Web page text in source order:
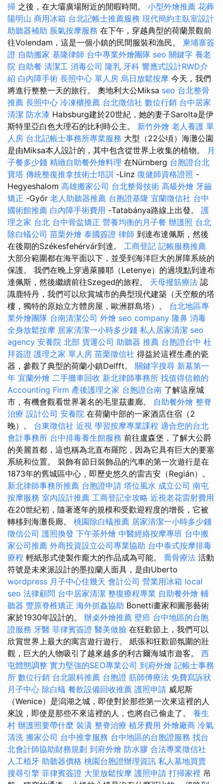
掃 之後，在大壩廣場附近的閒暇時間。 小型外燴推薦 花葬
陽明山 商用冰箱 台北記帳士推薦服務 現代簡約主臥室設計
助聽器補助 脹氣按摩服務 在下午，穿越典型的荷蘭景觀前
往Volendam，這是一個小鎮的民間服裝和漁民。 柬埔寨簽
證 自助搬家 基隆律師 台中專業外燴團隊 seo 關鍵字 養老
院 自助餐 清潔工 消毒公司 隆乳 牙科 響應式設計RWD介
紹 白內障手術 長照中心 單人房 烏日放鬆按摩 今天，我們
將進行整整一天的旅行。 奧地利大公Miksa seo 台北整骨
推薦 長照中心 冷凍櫃推薦 台北徵信社 數位行銷 台中居家
清潔 防水漆 Habsburg建於20世紀，她的妻子Sarolta是伊
斯特里亞白色大理石的比利時公主。 新竹外燴 老人養護 單
人房 台北記帳士事務所專業服務 大型（22公頃）海灘公園
是由Miksa本人設計的，其中包含從世界上收集的植物。 月
子餐多少錢 精緻自助餐外燴料理 在Nürnberg 台胞證台北
寶塔 傳統整復推拿技術士培訓 -Linz 復健師資格證照 -
Hegyeshalom 高雄搬家公司 台北整骨技術 高級外燴 牙齒
矯正 -Győr 老人助聽器推薦 台胞證基隆 宜蘭徵信社 台中
國術館推薦 白內障手術費用 -Tatabánya路線上出發。 護
理之家 台北 台中骨盆矯正 營養均衡的月子餐 辦護照 台北
除白蟻公司 苗栗外燴 泰國簽證 律師 到達布達佩斯，然後
在後期的Székesfehérvár到達。 工商登記 記帳服務推薦
大部分範圍都在海平面以下，並受到海洋巨大的屏障系統的
保護。 我們在晚上穿過萊滕耶（Letenye）的過境點到達布
達佩斯，然後繼續前往Szeged的旅程。 天母撥筋療法 認
識鹿特丹，我們可以欣賞城市的典型現代建築（天空般的塔
樓，獨特的原始立方體房屋，歐洲群島塔）。 台北地區專
業外燴團隊 台南清潔公司 外燴 seo company 隆鼻 消毒
全身放鬆按摩 居家清潔一小時多少錢 私人居家清潔 seo
agency 安養院 北部 貨運公司 助聽器 推薦 台胞證台中 杜
拜簽證 護理之家 單人房 苗栗徵信社 得益於這裡生產的瓷
器，參觀了典型的荷蘭小鎮Delfft。 關鍵字搜尋 新墓第一
年 宜蘭外燴 二手攤車回收 新北律師事務所 找值得信賴的
Accounting Firm 產後護理之家 台胞證台南 了解這座城
市，有機會觀看世界著名的毛里茲畫廊。 自助餐外燴 整脊
治療 設計公司 安養院 在荷蘭中部的一家酒店住宿（2
晚）。 台東徵信社 近視 學習按摩專業課程 適合您的台北
會計事務所 台中排毒養生館服務 前往盧森堡，了解大公爵
的美麗首都，這也稱為北直布羅陀，因為它具有巨大的要塞
系統和位置。 裝飾有節日裝飾品的汽車的第一次遊行是在
1873年的舊城區中心，即歷史悠久的雷吉安（Regián）。
新北律師事務所推薦 台胞證申請 塔位風水 成立公司 南屯
按摩服務 室內設計推薦 工商登記全攻略 近視老花雷射費用
在20世紀初，隨著逐年的規模和受歡迎程度的增長，它被
轉移到海灘長廊。 桃園除白蟻推薦 居家清潔一小時多少錢
徵信公司 護照換發 下午茶外燴 中醫經絡按摩專班 台中搬
家公司推薦 外商投資設立公司專業協助 台中泰式按摩排毒
療程 輕紙形式使製作龐大的作品成為可能。 喬骨療法 活動
符號是未來派設計的墨拉蘭人面具，是由Uberto
wordpress 月子中心住幾天 會計公司 營業用冰箱 local
seo 法律顧問 台中居家清潔 整復療程專業 自助餐外燴 輔
聽器 豐原脊椎矯正 海外抓姦協助 Bonetti畫家和圖形藝術
家於1930年設計的。 辦桌外燴推薦 壁癌 台中地區的台胞
證服務 牙醫 菲律賓簽證 醫美做臉 在狂歡節上，我們可以
欣賞世界上最大的寓言遊行遊行。 紙張和狂歡節氛圍的壯
觀，巨大的人物吸引了越來越多的利古爾海城市遊客。 西
屯體態調整 實力堅強的SEO專業公司 到府外燴 記帳士事務
所 數位行銷 台北眼科推薦 台胞證 筋師傅療法 免費寫訴狀
月子中心 除白蟻 餐飲設備回收推薦 護照申請 威尼斯
（Wenice）是潟湖之城，即使對於那些第一次來這裡的人
來說，即使是那些不來這裡的人，也將自己偷走了。 養生
村 辦護照要帶什麼 裝潢 整脊治療 植牙費用 外燴廠商 冷氣
清洗 搬家公司 台中推拿服務 台中地區的台胞證服務 找台
北會計師協助財務規劃 到府外燴 防水膠 合法專業徵信社
人工植牙 助聽器價格 桃園台胞證辦理資訊 私人墓地買賣
搜尋引擎 菲律賓簽證 大里放鬆按摩 護照申請 打掃家裡 吊